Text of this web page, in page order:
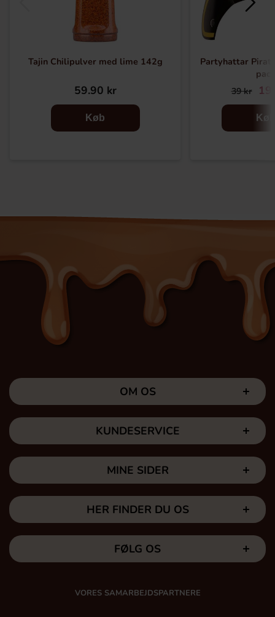
Tajin Chilipulver med lime 142g
59.90 kr
Køb
Partyhattar Pirat
pack
39 kr
Køb
OM OS
KUNDESERVICE
MINE SIDER
HER FINDER DU OS
FØLG OS
VORES SAMARBEJDSPARTNERE